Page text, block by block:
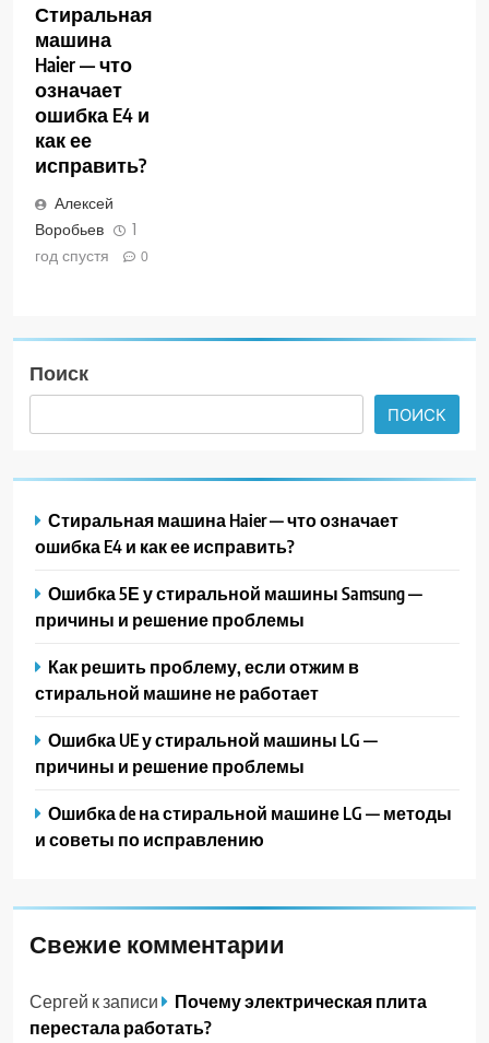
Стиральная
машина
Haier — что
означает
ошибка E4 и
как ее
исправить?
Алексей
Воробьев
1
год спустя
0
Поиск
ПОИСК
Стиральная машина Haier — что означает
ошибка E4 и как ее исправить?
Ошибка 5Е у стиральной машины Samsung —
причины и решение проблемы
Как решить проблему, если отжим в
стиральной машине не работает
Ошибка UE у стиральной машины LG —
причины и решение проблемы
Ошибка de на стиральной машине LG — методы
и советы по исправлению
Свежие комментарии
Сергей к записи
Почему электрическая плита
перестала работать?